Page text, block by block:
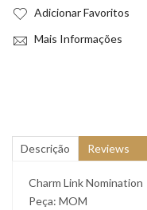
Adicionar Favoritos
Mais Informações
Descrição Reviews
Charm Link Nomination
Peça: MOM